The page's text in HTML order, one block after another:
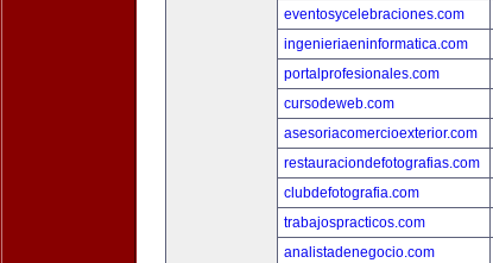
eventosycelebraciones.com
ingenieriaeninformatica.com
portalprofesionales.com
cursodeweb.com
asesoriacomercioexterior.com
restauraciondefotografias.com
clubdefotografia.com
trabajospracticos.com
analistadenegocio.com